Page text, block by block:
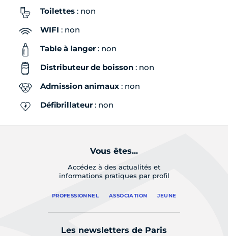
Toilettes : non
WIFI : non
Table à langer: non
Distributeur de boisson : non
Admission animaux : non
Défibrillateur: non
Vous êtes...
Accédez à des actualités et
informations pratiques par profil
PROFESSIONNEL ASSOCIATION JEUNE
Les newsletters de Paris